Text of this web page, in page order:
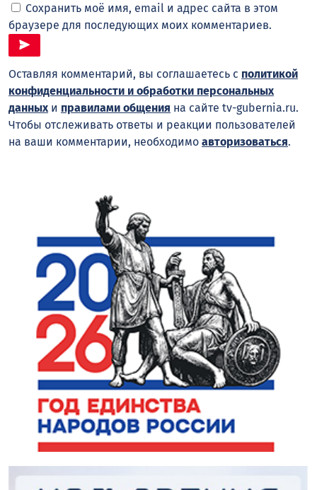
Сохранить моё имя, email и адрес сайта в этом
браузере для последующих моих комментариев.
Оставляя комментарий, вы соглашаетесь с политикой
конфиденциальности и обработки персональных
данных и правилами общения на сайте tv-gubernia.ru.
Чтобы отслеживать ответы и реакции пользователей
на ваши комментарии, необходимо авторизоваться.